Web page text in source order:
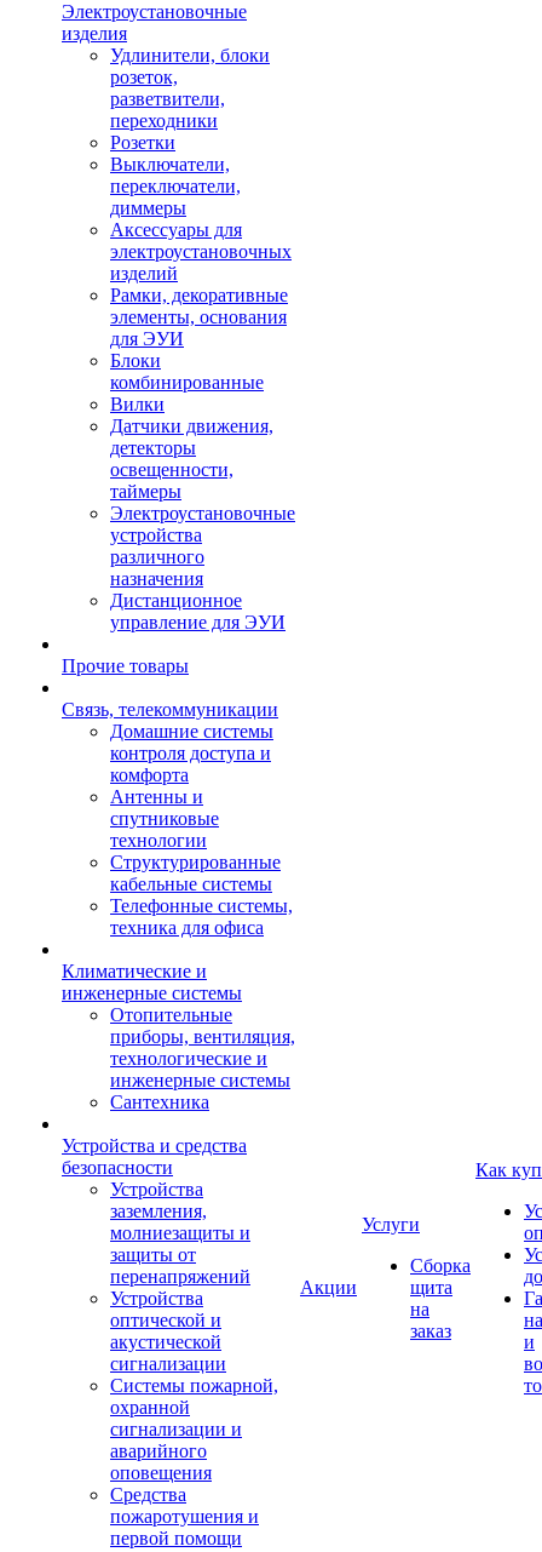
Электроустановочные
изделия
Удлинители, блоки
розеток,
разветвители,
переходники
Розетки
Выключатели,
переключатели,
диммеры
Аксессуары для
электроустановочных
изделий
Рамки, декоративные
элементы, основания
для ЭУИ
Блоки
комбинированные
Вилки
Датчики движения,
детекторы
освещенности,
таймеры
Электроустановочные
устройства
различного
назначения
Дистанционное
управление для ЭУИ
Прочие товары
Связь, телекоммуникации
Домашние системы
контроля доступа и
комфорта
Антенны и
спутниковые
технологии
Структурированные
кабельные системы
Телефонные системы,
техника для офиса
Климатические и
инженерные системы
Отопительные
приборы, вентиляция,
технологические и
инженерные системы
Сантехника
Устройства и средства
безопасности
Устройства
заземления,
молниезащиты и
защиты от
перенапряжений
Устройства
оптической и
акустической
сигнализации
Системы пожарной,
охранной
сигнализации и
аварийного
оповещения
Средства
пожаротушения и
первой помощи
Акции
Услуги
Сборка
щита
на
заказ
Как
и